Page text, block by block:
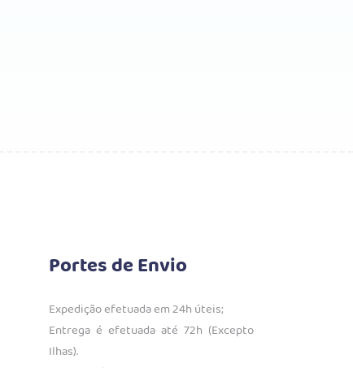
Portes de Envio
Expedição efetuada em 24h úteis;
Entrega é efetuada até 72h (Excepto
Ilhas).